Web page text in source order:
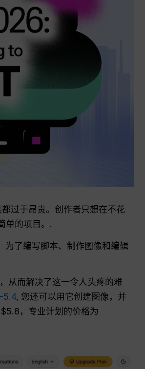
过于昂贵。创作者只想在不花
单的项目。.
为了编写脚本、制作图像和编辑
从而解决了这一令人头疼的难
5.4, 您还可以用它创建图像，并
，专业计划的价格为